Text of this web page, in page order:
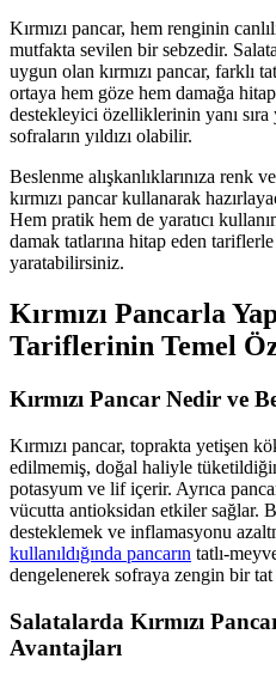
Kırmızı pancar, hem renginin
mutfakta sevilen bir sebzedir.
uygun olan kırmızı pancar, farklı
ortaya hem göze hem damağa hitap
destekleyici özelliklerinin yanı sıra
sofraların yıldızı olabilir.
Beslenme alışkanlıklarınıza renk
kırmızı pancar kullanarak
Hem pratik hem de yaratıcı
damak tatlarına hitap eden
yaratabilirsiniz.
Kırmızı Pancarla
Tariflerinin Temel
Kırmızı Pancar Nedir ve
Kırmızı pancar, toprakta yetişen
edilmemiş, doğal haliyle
potasyum ve lif içerir. Ayrıca
vücutta antioksidan etkiler sağlar.
desteklemek ve inflamasyonu
kullanıldığında pancarın tatlı-
dengelenerek sofraya zengin bir tat
Salatalarda Kırmızı
Avantajları